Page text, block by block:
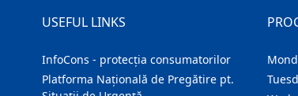
USEFUL LINKS
InfoCons - protecția consumatorilor
Platforma Națională de Pregătire pt.